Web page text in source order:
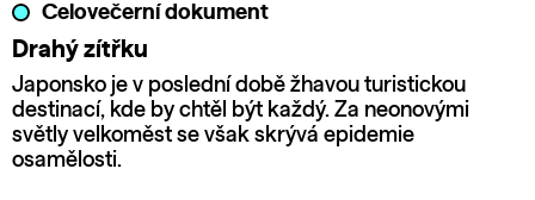
Celovečerní dokument
Drahý zítřku
Japonsko je v poslední době žhavou turistickou
destinací, kde by chtěl být každý. Za neonovými
světly velkoměst se však skrývá epidemie
osamělosti.